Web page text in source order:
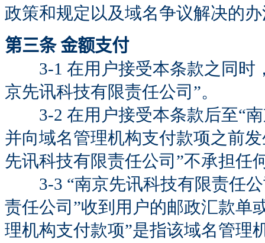
政策和规定以及域名争议解决的
第三条 金额支付
3-1 在用户接受本条款之同时
京先讯科技有限责任公司”。
3-2 在用户接受本条款后至“南
并向域名管理机构支付款项之前
先讯科技有限责任公司”不承担任
3-3 “南京先讯科技有限责任公
责任公司”收到用户的邮政汇款单
理机构支付款项”是指该域名管理